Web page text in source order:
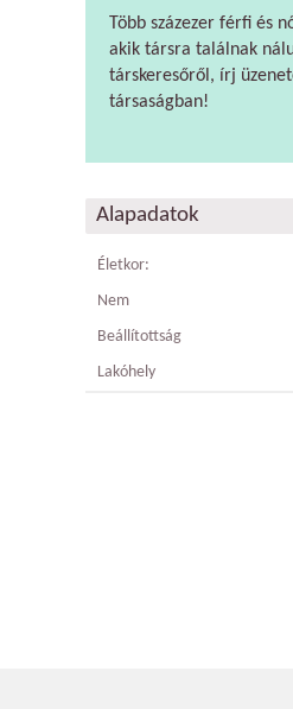
Több százezer férfi és
akik társra találnak
társkeresőről, írj
társaságban!
Alapadatok
Életkor:
Nem
Beállítottság
Lakóhely